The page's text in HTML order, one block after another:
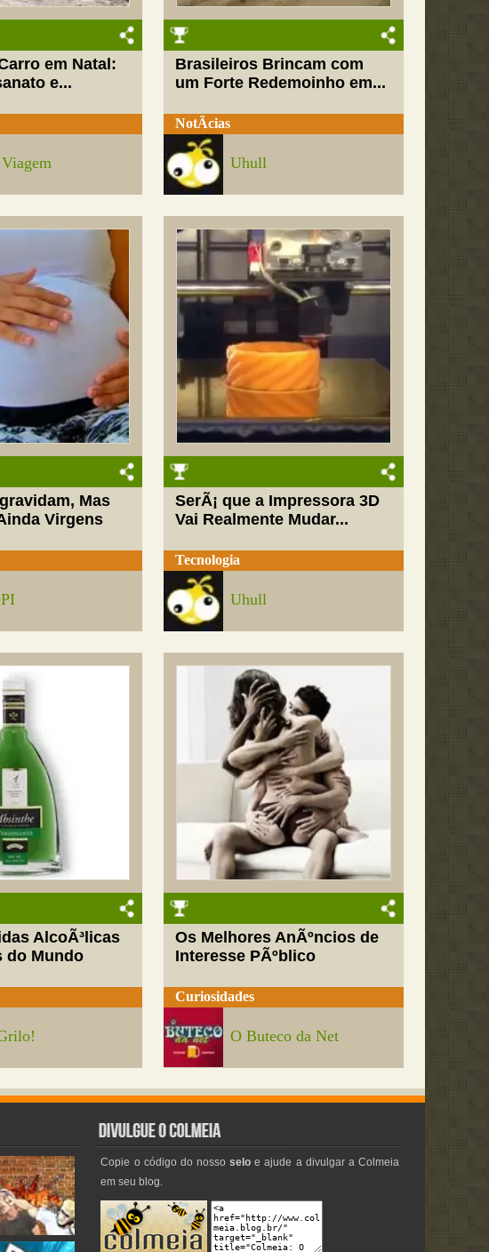
em Natal:
e...
Brasileiros Brincam com
um Forte Redemoinho em...
NotÃ­cias
Uhull
Mas
Virgens
SerÃ¡ que a Impressora 3D
Vai Realmente Mudar...
Tecnologia
Uhull
AlcoÃ³licas
do Mundo
Os Melhores AnÃºncios de
Interesse PÃºblico
Curiosidades
O Buteco da Net
Copie o código do nossoselo e ajude a divulgar a Colmeia
em seu blog.